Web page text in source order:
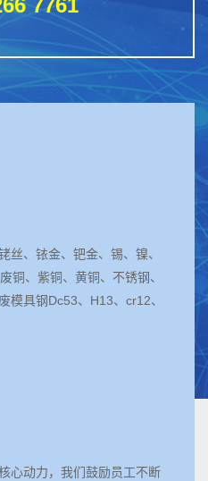
丝、铱金、钯金、锡、镍、
铜、紫铜、黄铜、不锈钢、
模具钢Dc53、H13、cr12、
心动力，我们鼓励员工不断